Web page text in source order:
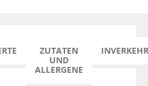
ZUTATEN
UND
ALLERGENE